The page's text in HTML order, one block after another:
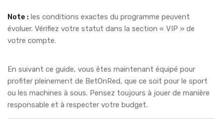
Note : les conditions exactes du programme peuvent
évoluer. Vérifiez votre statut dans la section « VIP » de
votre compte.
En suivant ce guide, vous êtes maintenant équipé pour
profiter pleinement de BetOnRed, que ce soit pour le sport
ou les machines à sous. Pensez toujours à jouer de manière
responsable et à respecter votre budget.